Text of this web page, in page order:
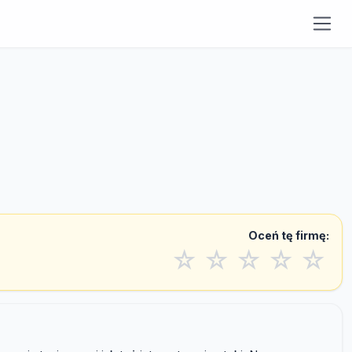
Oceń tę firmę:
☆ ☆ ☆ ☆ ☆